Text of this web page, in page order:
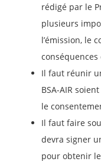
rédigé par le
plusieurs
l’émission, le
Il faut réunir
BSA-AIR
le
Il faut faire
devra signer
pour obtenir